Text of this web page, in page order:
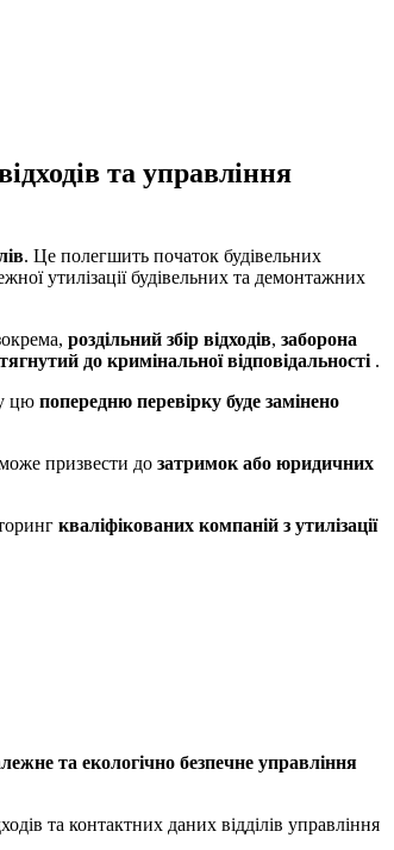
та управління
. Це полегшить початок будівельних
утилізації будівельних та демонтажних
роздільний збір відходів, заборона
до кримінальної відповідальності .
цю попередню перевірку буде замінено
призвести до затримок або юридичних
кваліфікованих компаній з утилізації
та екологічно безпечне управління
та контактних даних відділів управління